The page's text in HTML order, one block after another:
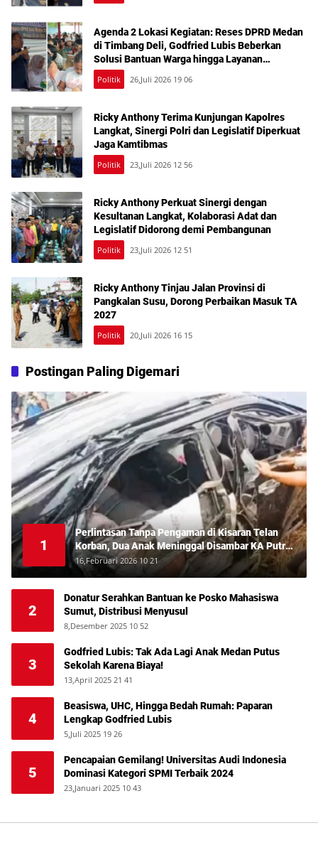
Agenda 2 Lokasi Kegiatan: Reses DPRD Medan
di Timbang Deli, Godfried Lubis Beberkan
Solusi Bantuan Warga hingga Layanan
Kesehatan Gratis
Politik 26,Juli 2026 19 06
Ricky Anthony Terima Kunjungan Kapolres
Langkat, Sinergi Polri dan Legislatif Diperkuat
Jaga Kamtibmas
Politik 23,Juli 2026 12 56
Ricky Anthony Perkuat Sinergi dengan
Kesultanan Langkat, Kolaborasi Adat dan
Legislatif Didorong demi Pembangunan
Politik 23,Juli 2026 12 51
Ricky Anthony Tinjau Jalan Provinsi di
Pangkalan Susu, Dorong Perbaikan Masuk TA
2027
Politik 20,Juli 2026 16 15
Postingan Paling Digemari
1
Perlintasan Tanpa Pengaman di Kisaran Telan
Korban, Dua Anak Meninggal Disambar KA Putri
Deli
16,Februari 2026 10 21
2
Donatur Serahkan Bantuan ke Posko Mahasiswa
Sumut, Distribusi Menyusul
8,Desember 2025 10 52
3
Godfried Lubis: Tak Ada Lagi Anak Medan Putus
Sekolah Karena Biaya!
13,April 2025 21 41
4
Beasiswa, UHC, Hingga Bedah Rumah: Paparan
Lengkap Godfried Lubis
5,Juli 2025 19 26
5
Pencapaian Gemilang! Universitas Audi Indonesia
Dominasi Kategori SPMI Terbaik 2024
23,Januari 2025 10 43